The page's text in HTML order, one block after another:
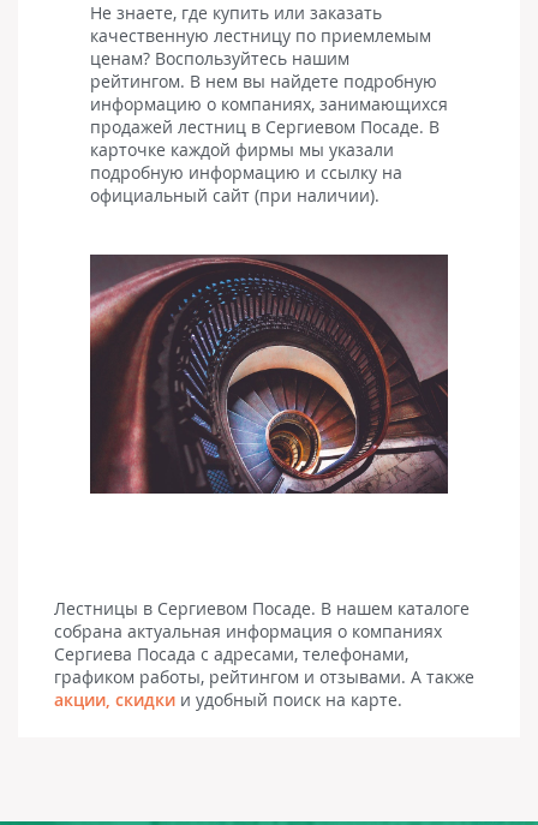
Не знаете, где купить или заказать
качественную лестницу по приемлемым
ценам? Воспользуйтесь нашим
рейтингом. В нем вы найдете подробную
информацию о компаниях, занимающихся
продажей лестниц в Сергиевом Посаде. В
карточке каждой фирмы мы указали
подробную информацию и ссылку на
официальный сайт (при наличии).
Лестницы в Сергиевом Посаде. В нашем каталоге
собрана актуальная информация о компаниях
Сергиева Посада с адресами, телефонами,
графиком работы, рейтингом и отзывами. А также
акции, скидки и удобный поиск на карте.